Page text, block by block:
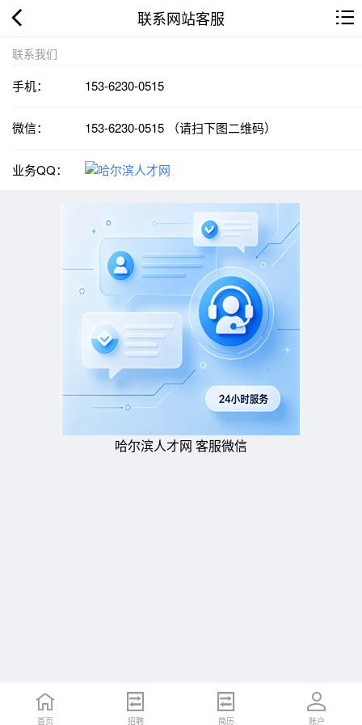
联系网站客服
联系我们
手机： 153-6230-0515
微信： 153-6230-0515 （请扫下图二维码）
业务QQ：
哈尔滨人才网 客服微信
首页 招聘 简历 账户